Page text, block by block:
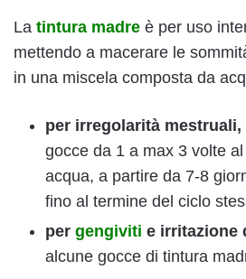
La tintura madre è per uso
mettendo a macerare le
in una miscela composta da
per irregolarità mestruali,
gocce da 1 a max 3 volte
acqua, a partire da 7-8
fino al termine del ciclo
per gengiviti e irritazione
alcune gocce di tintura